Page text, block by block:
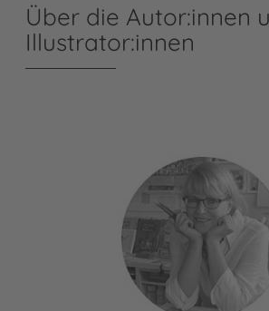
Über die Autor:innen
Illustrator:innen